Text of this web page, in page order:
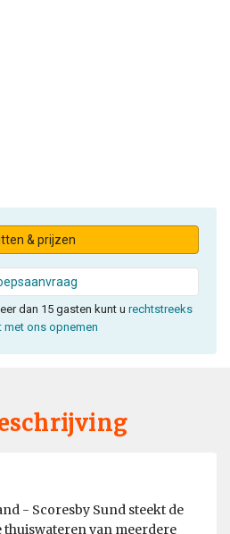
& prijzen
dan 15 gasten kunt u rechtstreeks
met ons opnemen
- Scoresby Sund steekt de
van meerdere